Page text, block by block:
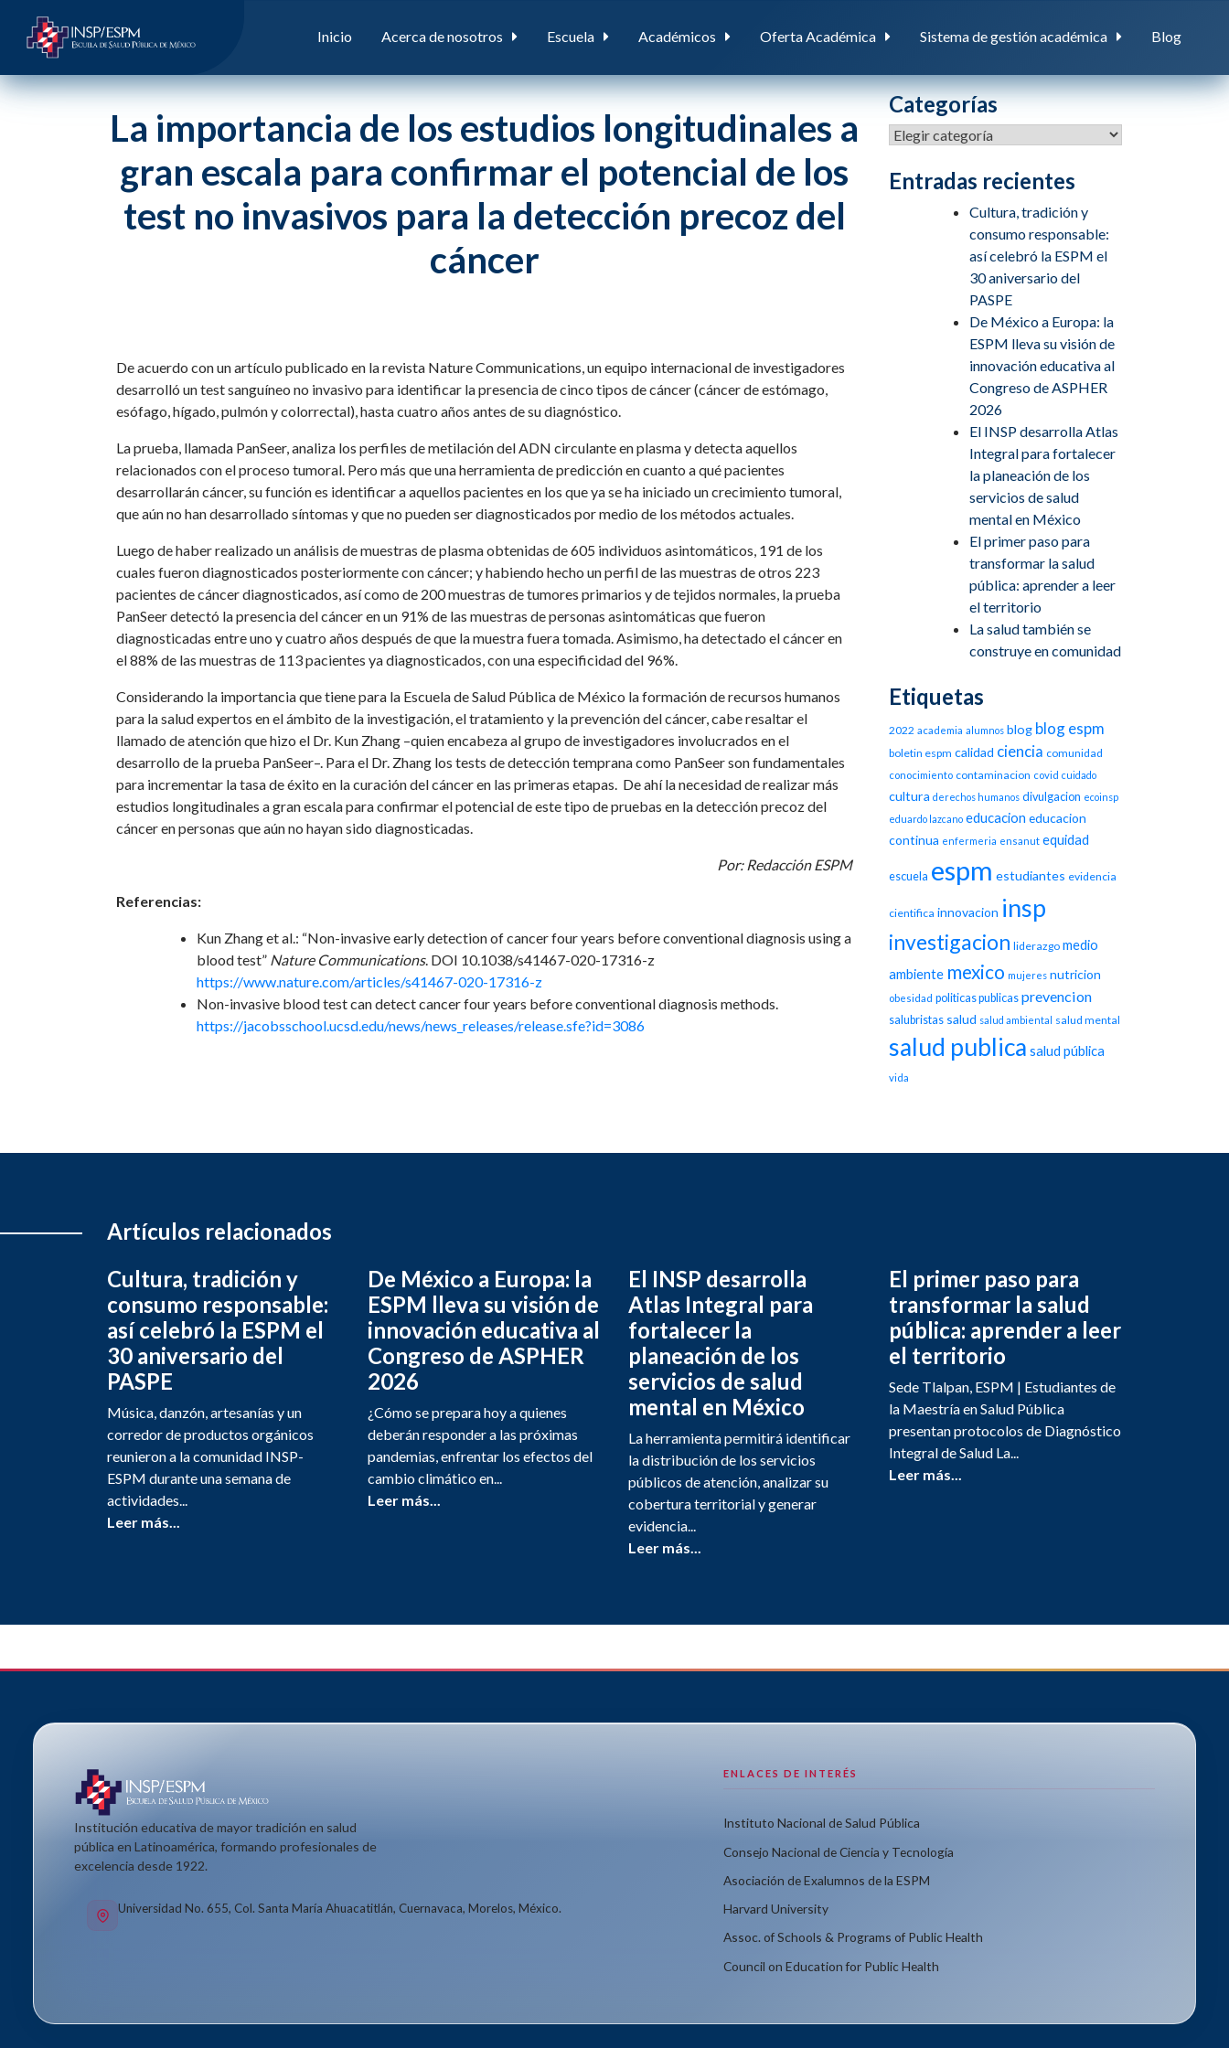
Inicio Acerca de nosotros Escuela Académicos Oferta Académica Sistema de gestión académica Blog
La importancia de los estudios longitudinales a
gran escala para confirmar el potencial de los
test no invasivos para la detección precoz del
cáncer
De acuerdo con un artículo publicado en la revista Nature Communications, un equipo internacional de investigadores
desarrolló un test sanguíneo no invasivo para identificar la presencia de cinco tipos de cáncer (cáncer de estómago,
esófago, hígado, pulmón y colorrectal), hasta cuatro años antes de su diagnóstico.
La prueba, llamada PanSeer, analiza los perfiles de metilación del ADN circulante en plasma y detecta aquellos
relacionados con el proceso tumoral. Pero más que una herramienta de predicción en cuanto a qué pacientes
desarrollarán cáncer, su función es identificar a aquellos pacientes en los que ya se ha iniciado un crecimiento tumoral,
que aún no han desarrollado síntomas y que no pueden ser diagnosticados por medio de los métodos actuales.
Luego de haber realizado un análisis de muestras de plasma obtenidas de 605 individuos asintomáticos, 191 de los
cuales fueron diagnosticados posteriormente con cáncer; y habiendo hecho un perfil de las muestras de otros 223
pacientes de cáncer diagnosticados, así como de 200 muestras de tumores primarios y de tejidos normales, la prueba
PanSeer detectó la presencia del cáncer en un 91% de las muestras de personas asintomáticas que fueron
diagnosticadas entre uno y cuatro años después de que la muestra fuera tomada. Asimismo, ha detectado el cáncer en
el 88% de las muestras de 113 pacientes ya diagnosticados, con una especificidad del 96%.
Considerando la importancia que tiene para la Escuela de Salud Pública de México la formación de recursos humanos
para la salud expertos en el ámbito de la investigación, el tratamiento y la prevención del cáncer, cabe resaltar el
llamado de atención que hizo el Dr. Kun Zhang –quien encabeza al grupo de investigadores involucrados en el
desarrollo de la prueba PanSeer–. Para el Dr. Zhang los tests de detección temprana como PanSeer son fundamentales
para incrementar la tasa de éxito en la curación del cáncer en las primeras etapas. De ahí la necesidad de realizar más
estudios longitudinales a gran escala para confirmar el potencial de este tipo de pruebas en la detección precoz del
cáncer en personas que aún no hayan sido diagnosticadas.
Por: Redacción ESPM
Referencias:
Kun Zhang et al.: “Non-invasive early detection of cancer four years before conventional diagnosis using a
blood test” Nature Communications. DOI 10.1038/s41467-020-17316-z
https://www.nature.com/articles/s41467-020-17316-z
Non-invasive blood test can detect cancer four years before conventional diagnosis methods.
https://jacobsschool.ucsd.edu/news/news_releases/release.sfe?id=3086
Categorías
Entradas recientes
Cultura, tradición y
consumo responsable:
así celebró la ESPM el
30 aniversario del
PASPE
De México a Europa: la
ESPM lleva su visión de
innovación educativa al
Congreso de ASPHER
2026
El INSP desarrolla Atlas
Integral para fortalecer
la planeación de los
servicios de salud
mental en México
El primer paso para
transformar la salud
pública: aprender a leer
el territorio
La salud también se
construye en comunidad
Etiquetas
2022 academia alumnos blog blog espm
boletin espm calidad ciencia comunidad
conocimiento contaminacion covid cuidado
cultura derechos humanos divulgacion ecoinsp
eduardo lazcano educacion educacion
continua enfermeria ensanut equidad
escuela espm estudiantes evidencia
cientifica innovacion insp
investigacion liderazgo medio
ambiente mexico mujeres nutricion
obesidad politicas publicas prevencion
salubristas salud salud ambiental salud mental
salud publica salud pública
vida
Artículos relacionados
Cultura, tradición y
consumo responsable:
así celebró la ESPM el
30 aniversario del
PASPE
Música, danzón, artesanías y un
corredor de productos orgánicos
reunieron a la comunidad INSP-
ESPM durante una semana de
actividades...
Leer más...
De México a Europa: la
ESPM lleva su visión de
innovación educativa al
Congreso de ASPHER
2026
¿Cómo se prepara hoy a quienes
deberán responder a las próximas
pandemias, enfrentar los efectos del
cambio climático en...
Leer más...
El INSP desarrolla
Atlas Integral para
fortalecer la
planeación de los
servicios de salud
mental en México
La herramienta permitirá identificar
la distribución de los servicios
públicos de atención, analizar su
cobertura territorial y generar
evidencia...
Leer más...
El primer paso para
transformar la salud
pública: aprender a leer
el territorio
Sede Tlalpan, ESPM | Estudiantes de
la Maestría en Salud Pública
presentan protocolos de Diagnóstico
Integral de Salud La...
Leer más...
Institución educativa de mayor tradición en salud
pública en Latinoamérica, formando profesionales de
excelencia desde 1922.
Universidad No. 655, Col. Santa María Ahuacatitlán, Cuernavaca, Morelos, México.
ENLACES DE INTERÉS
Instituto Nacional de Salud Pública
Consejo Nacional de Ciencia y Tecnología
Asociación de Exalumnos de la ESPM
Harvard University
Assoc. of Schools & Programs of Public Health
Council on Education for Public Health